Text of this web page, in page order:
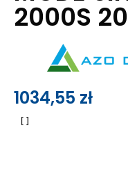
2000S
1034,55 zł